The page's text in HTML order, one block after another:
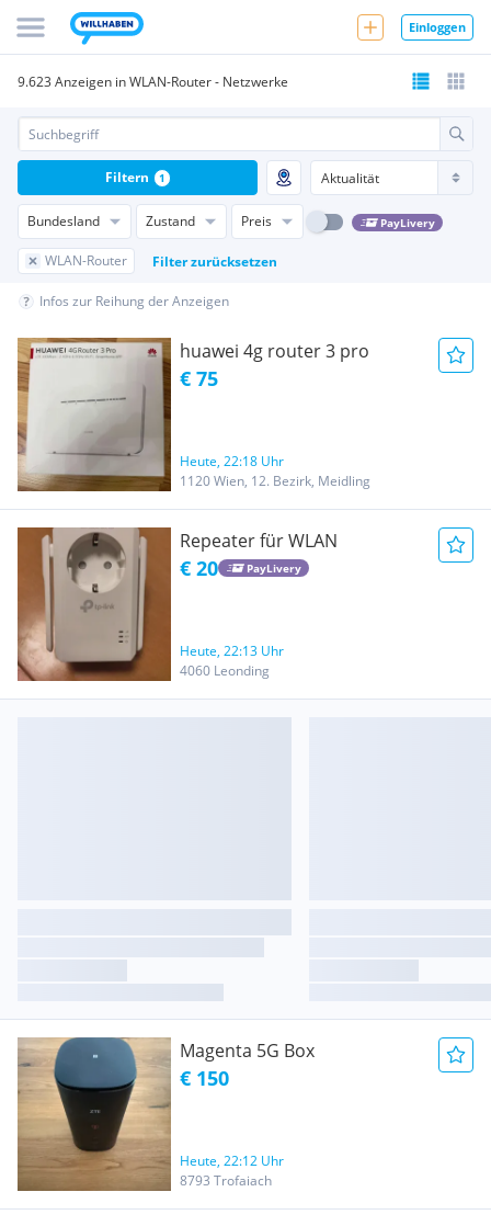
Einloggen
9.623 Anzeigen in WLAN-Router - Netzwerke
Bundesland Zustand Preis PayLivery
WLAN-Router Filter zurücksetzen
Filtern 1
Infos zur Reihung der Anzeigen
huawei 4g router 3 pro
€ 75
Heute, 22:18 Uhr
1120 Wien, 12. Bezirk, Meidling
Repeater für WLAN
€ 20 PayLivery
Heute, 22:13 Uhr
4060 Leonding
Magenta 5G Box
€ 150
Heute, 22:12 Uhr
8793 Trofaiach